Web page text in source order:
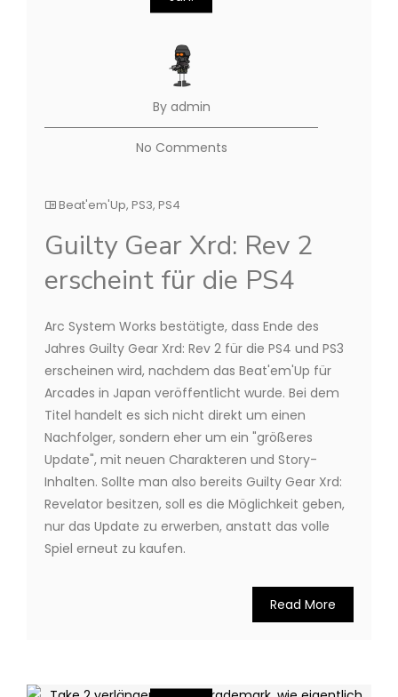
By admin
No Comments
Beat'em'Up, PS3, PS4
Guilty Gear Xrd: Rev 2
erscheint für die PS4
Arc System Works bestätigte, dass Ende des
Jahres Guilty Gear Xrd: Rev 2 für die PS4 und PS3
erscheinen wird, nachdem das Beat'em'Up für
Arcades in Japan veröffentlicht wurde. Bei dem
Titel handelt es sich nicht direkt um einen
Nachfolger, sondern eher um ein "größeres
Update", mit neuen Charakteren und Story-
Inhalten. Sollte man also bereits Guilty Gear Xrd:
Revelator besitzen, soll es die Möglichkeit geben,
nur das Update zu erwerben, anstatt das volle
Spiel erneut zu kaufen.
Read More